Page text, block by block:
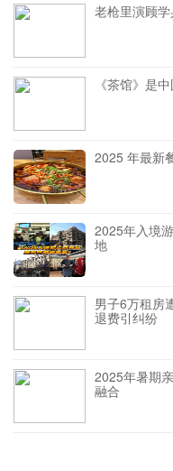
老枪里演顾
《茶馆》是
2025 年最新
2025年入境
地
男子6万租房
退费引纠纷
2025年暑期
融合